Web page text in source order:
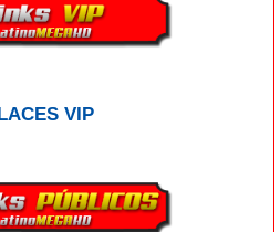
VIP